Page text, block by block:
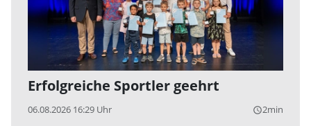
Erfolgreiche Sportler geehrt
06.08.2026 16:29 Uhr query_builder2min